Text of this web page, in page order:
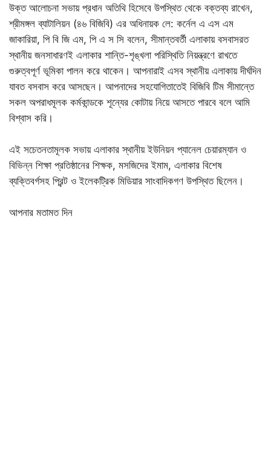
উক্ত আলোচনা সভায় প্রধান অতিথি হিসেবে উপস্থিত থেকে বক্তব্য রাখেন,
শ্রীমঙ্গল ব্যাটালিয়ন (৪৬ বিজিবি) এর অধিনায়ক লে: কর্নেল এ এস এম
জাকারিয়া, পি বি জি এম, পি এ স সি বলেন, সীমান্তবর্তী এলাকায় বসবাসরত
স্থানীয় জনসাধারণই এলাকার শান্তি-শৃঙ্খলা পরিস্থিতি নিয়ন্ত্রণে রাখতে
গুরুত্বপূর্ণ ভূমিকা পালন করে থাকেন। আপনারাই এসব স্থানীয় এলাকায় দীর্ঘদিন
যাবত বসবাস করে আসছেন। আপনাদের সহযোগিতাতেই বিজিবি টিম সীমান্তে
সকল অপরাধমূলক কর্মকান্ডকে শূন্যের কোটায় নিয়ে আসতে পারবে বলে আমি
বিশ্বাস করি।
এই সচেতনতামূলক সভায় এলাকার স্থানীয় ইউনিয়ন প্যানেল চেয়ারম্যান ও
বিভিন্ন শিক্ষা প্রতিষ্ঠানের শিক্ষক, মসজিদের ইমাম, এলাকার বিশেষ
ব্যক্তিবর্গসহ প্রিন্ট ও ইলেকট্রিক মিডিয়ার সাংবাদিকগণ উপস্থিত ছিলেন।
আপনার মতামত দিন